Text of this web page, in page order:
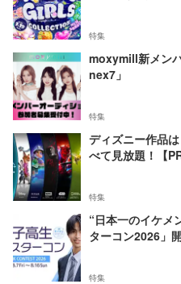
特集
moxymill新メン
nex7」
特集
ディズニー作品
べて見放題！【PR
特集
“日本一のイケメ
ターコン2026」
特集